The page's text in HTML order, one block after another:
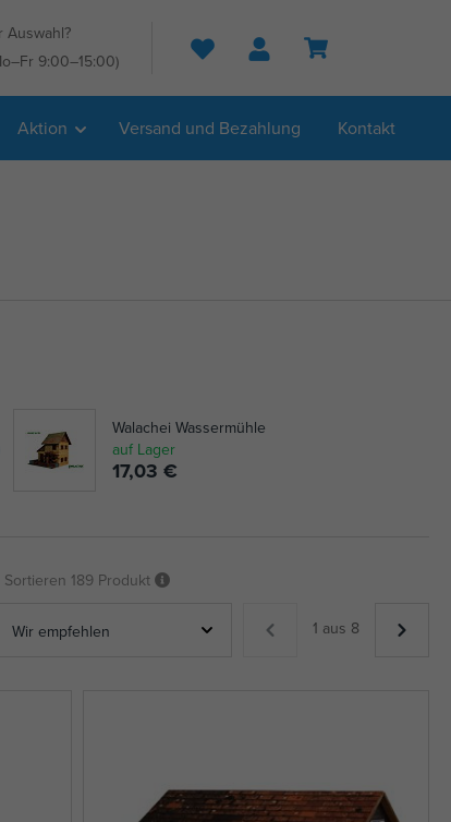
Auswahl?
9:00–15:00) Suche
Aktion Versand und Bezahlung Kontakt
Walachei Wassermühle
auf Lager
17,03 €
Sortieren 189 Produkt
1 aus 8